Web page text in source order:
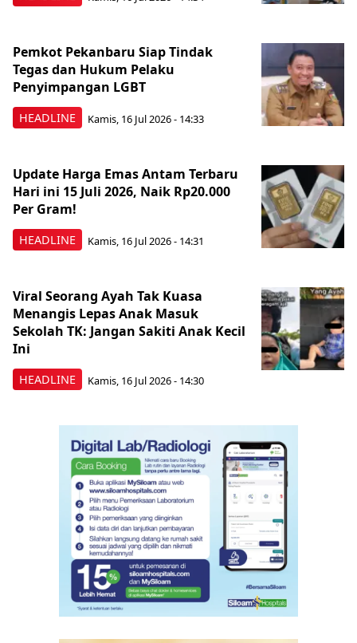
HEADLINE
Pemkot Pekanbaru Siap Tindak
Tegas dan Hukum Pelaku
Penyimpangan LGBT
Kamis, 16 Jul 2026 - 14:33
HEADLINE
Update Harga Emas Antam Terbaru
Hari ini 15 Juli 2026, Naik Rp20.000
Per Gram!
Kamis, 16 Jul 2026 - 14:31
HEADLINE
Viral Seorang Ayah Tak Kuasa
Menangis Lepas Anak Masuk
Sekolah TK: Jangan Sakiti Anak Kecil
Ini
Kamis, 16 Jul 2026 - 14:30